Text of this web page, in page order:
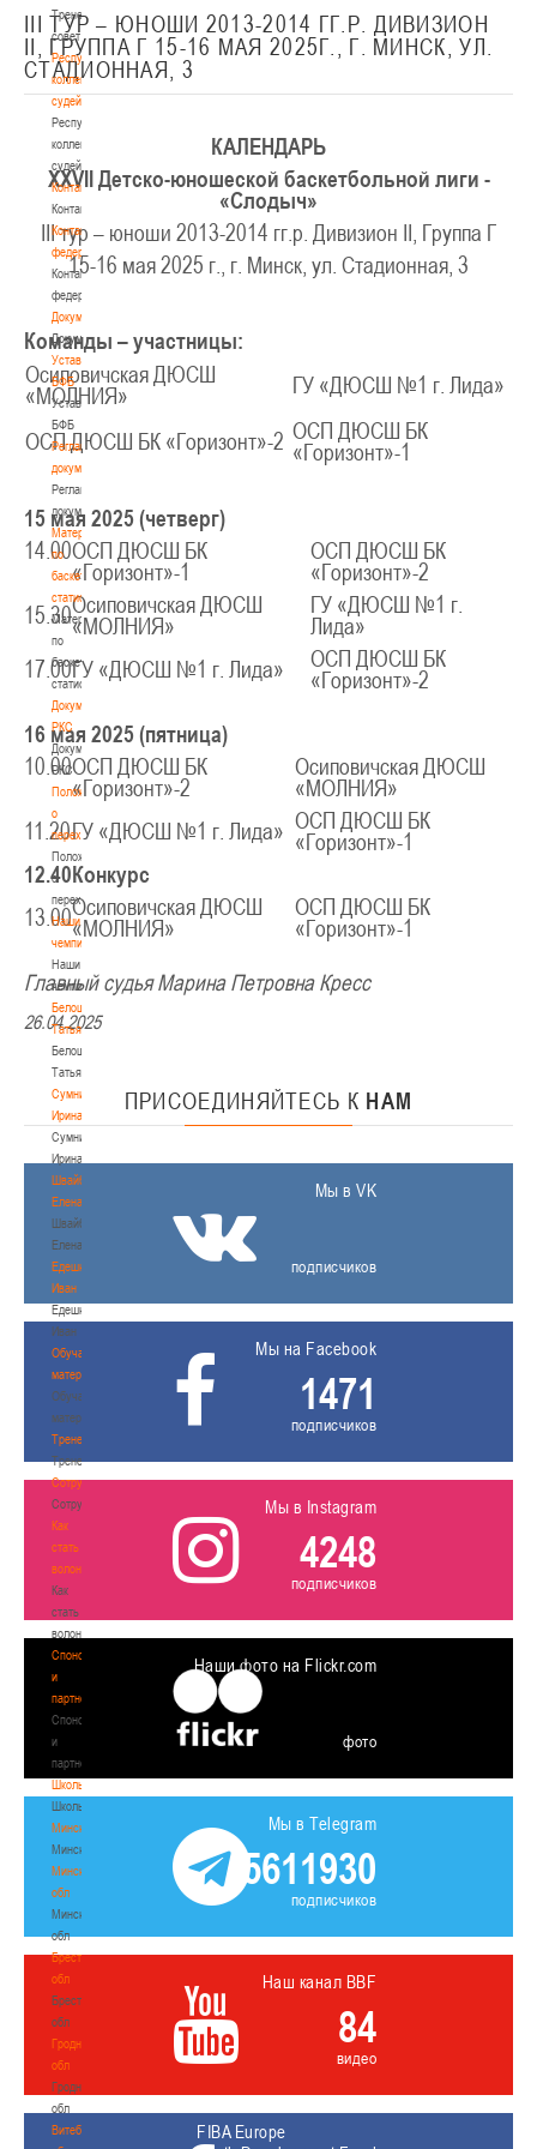
Тренерский
совет
Республиканская
коллегия
судей
Республиканская
коллегия
судей
Контакты
Контакты
Контакты
федерации
Контакты
федерации
Документы
Документы
Устав
БФБ
Устав
БФБ
Регламентирующие
документы
Регламентирующие
документы
Материалы
по
баскетбольной
статистике
Материалы
по
баскетбольной
статистике
Документы
РКС
Документы
РКС
Положение
о
переходах
Положение
о
переходах
Наши
чемпионы
Наши
чемпионы
Белошапко
Татьяна
Белошапко
Татьяна
Сумникова
Ирина
Сумникова
Ирина
Швайбович
Елена
Швайбович
Елена
Едешко
Иван
Едешко
Иван
Обучающие
материалы
Обучающие
материалы
Тренерам
Тренерам
Сотрудничество
Сотрудничество
Как
стать
волонтером
Как
стать
волонтером
Спонсоры
и
партнеры
Спонсоры
и
партнеры
Школы
Школы
Минск
Минск
Минская
обл
Минская
обл
Брестская
обл
Брестская
обл
Гродненская
обл
Гродненская
обл
Витебская
III ТУР – ЮНОШИ 2013-2014 ГГ.Р. ДИВИЗИОН
II, ГРУППА Г 15-16 МАЯ 2025Г., Г. МИНСК, УЛ.
СТАДИОННАЯ, 3
КАЛЕНДАРЬ
XXVII Детско-юношеской баскетбольной лиги -
«Слодыч»
III тур – юноши 2013-2014 гг.р. Дивизион II, Группа Г
15-16 мая 2025 г., г. Минск, ул. Стадионная, 3
Команды – участницы:
Осиповичская ДЮСШ
«МОЛНИЯ»
ГУ «ДЮСШ №1 г. Лида»
ОСП ДЮСШ БК «Горизонт»-2 ОСП ДЮСШ БК
«Горизонт»-1
15 мая 2025 (четверг)
14.00ОСП ДЮСШ БК
«Горизонт»-1
ОСП ДЮСШ БК
«Горизонт»-2
15.30Осиповичская ДЮСШ
«МОЛНИЯ»
ГУ «ДЮСШ №1 г.
Лида»
17.00ГУ «ДЮСШ №1 г. Лида»
ОСП ДЮСШ БК
«Горизонт»-2
16 мая 2025 (пятница)
10.00ОСП ДЮСШ БК
«Горизонт»-2
Осиповичская ДЮСШ
«МОЛНИЯ»
11.20ГУ «ДЮСШ №1 г. Лида» ОСП ДЮСШ БК
«Горизонт»-1
12.40Конкурс
13.00Осиповичская ДЮСШ
«МОЛНИЯ»
ОСП ДЮСШ БК
«Горизонт»-1
Главный судья Марина Петровна Кресс
26.04.2025
ПРИСОЕДИНЯЙТЕСЬ К НАМ
Мы в VK
подписчиков
Мы на Facebook
1471
подписчиков
Мы в Instagram
4248
подписчиков
Наши фото на Flickr.com
фото
Мы в Telegram
5611930
подписчиков
Наш канал BBF
84
видео
FIBA Europe